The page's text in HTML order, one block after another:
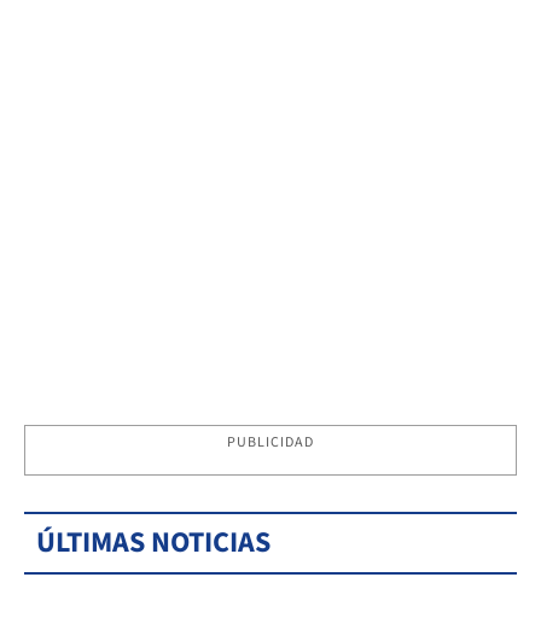
PUBLICIDAD
ÚLTIMAS NOTICIAS